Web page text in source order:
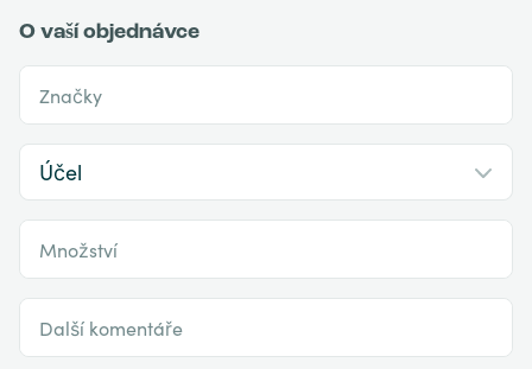
O vaší objednávce
Značky
Množství
Další komentáře